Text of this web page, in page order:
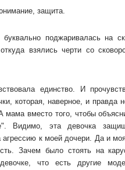
защита.
поджаривалась на
взялись черти со
единство. И
которая, наверное, и правда
мама вместо того, чтобы
Видимо, эта девочка
агрессию к моей дочери. Да и
Зачем было стоять на
девочке, что есть другие